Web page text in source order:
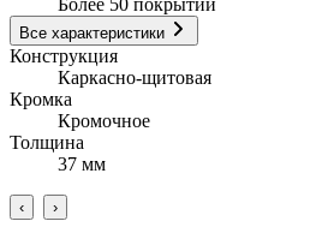
Все характеристики
Конструкция
Каркасно-щитовая
Кромка
Кромочное
Толщина
37 мм
‹ ›